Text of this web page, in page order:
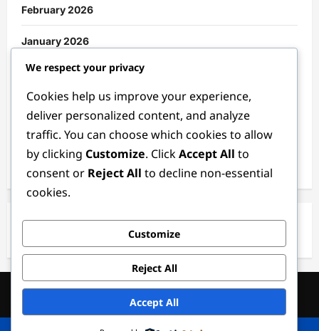
February 2026
January 2026
December 2025
November 2025
October 2025
September 2025
We respect your privacy
Cookies help us improve your experience,
deliver personalized content, and analyze
traffic. You can choose which cookies to allow
by clicking Customize. ClickAccept All to
consent or Reject All to decline non-essential
cookies.
Customize
Reject All
Accept All